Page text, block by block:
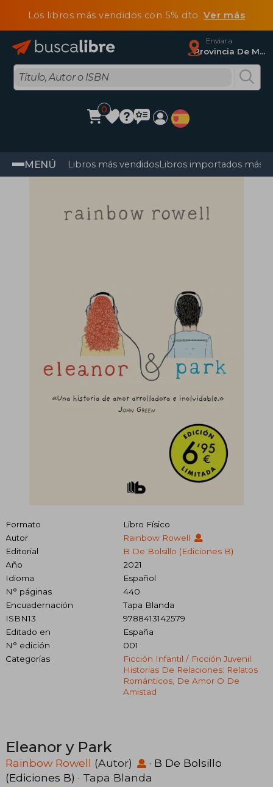
Los libros más vendidos con 5% dtoVer más
Enviar a
Provincia De Madrid
0
MENÚ Libros más vendidosLibros importados más
Formato
Libro Físico
Autor
Rainbow Rowell
Editorial
B De Bolsillo (Ediciones B)
Año
2021
Idioma
Español
N° páginas
440
Encuadernación
Tapa Blanda
ISBN13
9788413142579
Editado en
España
N° edición
001
Categorías
Ficción Infantil / Ficción Juvenil:
Historias De Relaciones: Relatos
Románticos, De Amor O De
Amistad
Eleanor y Park
Rainbow Rowell (Autor) · B De Bolsillo
(Ediciones B) · Tapa Blanda